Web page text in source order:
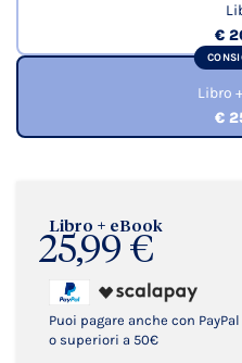
Libro + eBook
25,99 €
Puoi pagare anche con
o superiori a 50€
€
Libro
€